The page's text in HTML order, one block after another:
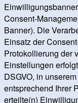
Consent-
Banner). Die
Einsatz der
Protokollierung der
Einstellungen
DSGVO, in
entsprechend Ihrer
erteilte(n)